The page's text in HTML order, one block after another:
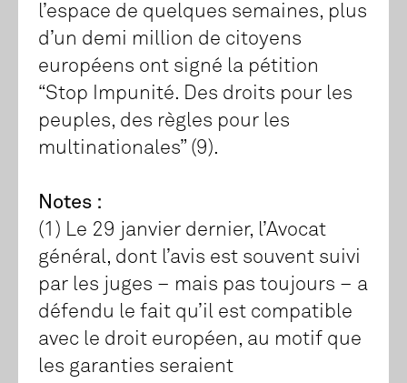
l’espace de quelques semaines, plus
d’un demi million de citoyens
européens ont signé la pétition
“Stop Impunité. Des droits pour les
peuples, des règles pour les
multinationales” (9).
Notes :
(1) Le 29 janvier dernier, l’Avocat
général, dont l’avis est souvent suivi
par les juges – mais pas toujours – a
défendu le fait qu’il est compatible
avec le droit européen, au motif que
les garanties seraient